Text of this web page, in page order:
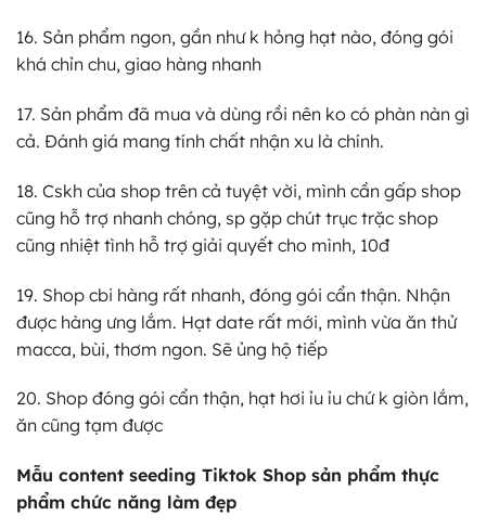
16. Sản phẩm ngon, gần như k hỏng hạt nào, đóng gói
khá chỉn chu, giao hàng nhanh
17. Sản phẩm đã mua và dùng rồi nên ko có phàn nàn gì
cả. Đánh giá mang tính chất nhận xu là chính.
18. Cskh của shop trên cả tuyệt vời, mình cần gấp shop
cũng hỗ trợ nhanh chóng, sp gặp chút trục trặc shop
cũng nhiệt tình hỗ trợ giải quyết cho mình, 10đ
19. Shop cbi hàng rất nhanh, đóng gói cẩn thận. Nhận
được hàng ưng lắm. Hạt date rất mới, mình vừa ăn thử
macca, bùi, thơm ngon. Sẽ ủng hộ tiếp
20. Shop đóng gói cẩn thận, hạt hơi ỉu ỉu chứ k giòn lắm,
ăn cũng tạm được
Mẫu content seeding Tiktok Shop sản phẩm thực
phẩm chức năng làm đẹp